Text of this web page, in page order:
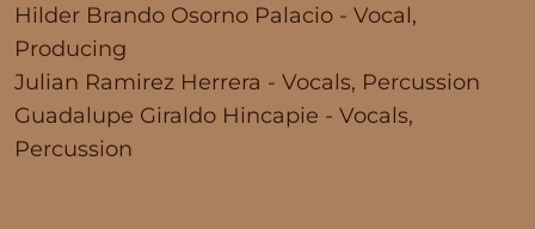
Hilder Brando Osorno Palacio - Vocal,
Producing
Julian Ramirez Herrera - Vocals, Percussion
Guadalupe Giraldo Hincapie - Vocals,
Percussion